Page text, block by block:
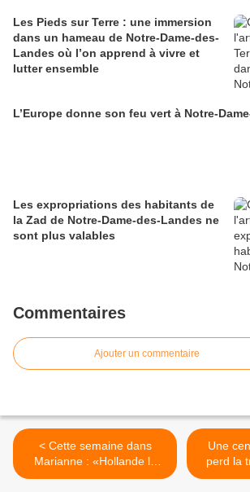
Les Pieds sur Terre : une immersion
dans un hameau de Notre-Dame-des-
Landes où l’on apprend à vivre et
lutter ensemble
L’Europe donne son feu vert à Notre-
Les expropriations des habitants de
la Zad de Notre-Dame-des-Landes ne
sont plus valables
Commentaires
Ajouter un commentaire
< Cette semaine dans
Marianne : «Hollande la
capitulation»
Une
perd la